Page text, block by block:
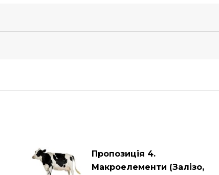
Пропозиція 4.
Макроелементи (Залізо,